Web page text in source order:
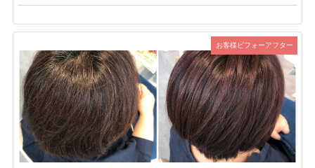
お客様ビフォーアフター